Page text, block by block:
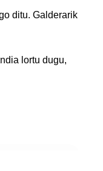
ditu. Galderarik
lortu dugu,